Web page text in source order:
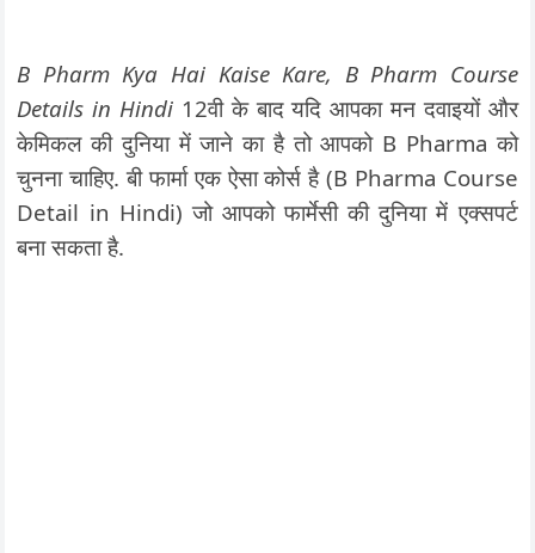
B Pharm Kya Hai Kaise Kare, B Pharm Course
Details in Hindi 12वी के बाद यदि आपका मन दवाइयों और
केमिकल की दुनिया में जाने का है तो आपको B Pharma को
चुनना चाहिए. बी फार्मा एक ऐसा कोर्स है (B Pharma Course
Detail in Hindi) जो आपको फार्मेसी की दुनिया में एक्सपर्ट
बना सकता है.